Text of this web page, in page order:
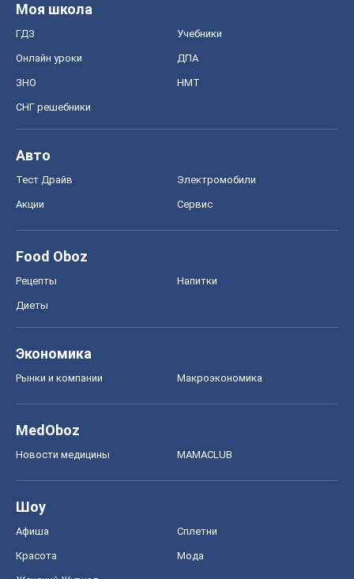
Моя школа
ГДЗ Учебники
Онлайн уроки ДПА
ЗНО НМТ
СНГ решебники
Авто
Тест Драйв Электромобили
Акции Сервис
Food Oboz
Рецепты Напитки
Диеты
Экономика
Рынки и компании Mакроэкономика
MedOboz
Новости медицины MAMACLUB
Шоу
Афиша Сплетни
Красота Мода